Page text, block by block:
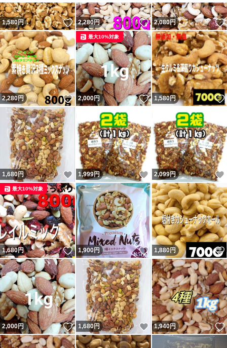
1,580円 いいね！
2,280円 いいね！
2,080円
2,280円 いいね！
2,000円 いいね！
最大10%対象
1,580円
1,680円 いいね！
1,999円 いいね！
2,099円
1,680円 いいね！
最大10%対象
1,900円 いいね！
1,880円
2,000円 いいね！
1,680円 いいね！
1,940円